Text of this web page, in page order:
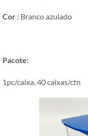
Cor : Branco azulado
Pacote:
1pc/caixa, 40 caixas/ctn